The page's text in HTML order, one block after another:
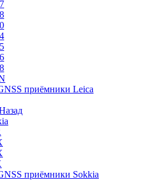
приёмники Leica
приёмники Sokkia